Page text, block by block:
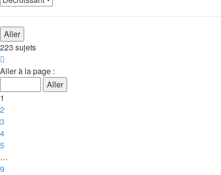
223 sujets
1
9
Aller à la page :
1
2
3
4
5
…
9